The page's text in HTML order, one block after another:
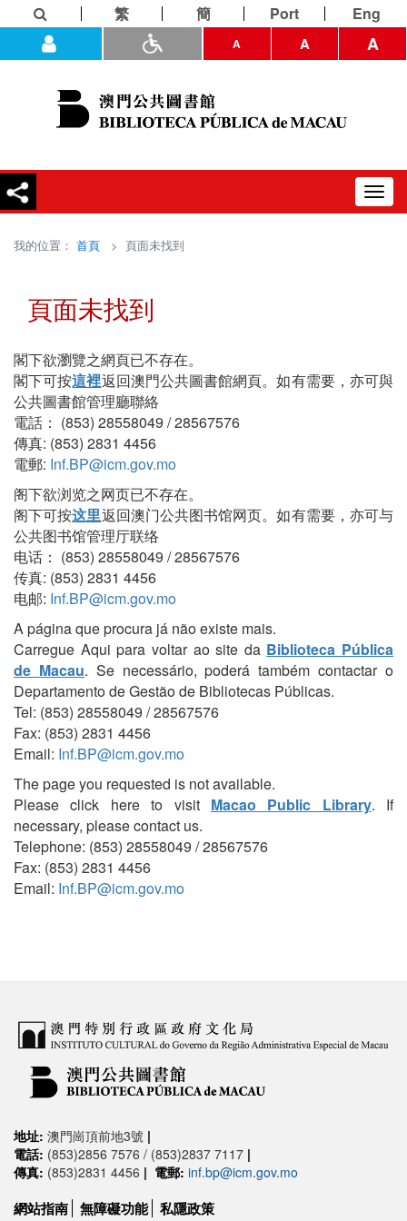
繁 簡 Port Eng
A A A
我的位置： 首頁 > 頁面未找到
頁面未找到
閣下欲瀏覽之網頁已不存在。
閣下可按這裡返回澳門公共圖書館網頁。如有需要，亦可與
公共圖書館管理廳聯絡
電話： (853) 28558049 / 28567576
傳真: (853) 2831 4456
電郵: Inf.BP@icm.gov.mo
阁下欲浏览之网页已不存在。
阁下可按这里返回澳门公共图书馆网页。如有需要，亦可与
公共图书馆管理厅联络
电话： (853) 28558049 / 28567576
传真: (853) 2831 4456
电邮: Inf.BP@icm.gov.mo
A página que procura já não existe mais.
Carregue Aqui para voltar ao site da Biblioteca Pública
de Macau. Se necessário, poderá também contactar o
Departamento de Gestão de Bibliotecas Públicas.
Tel: (853) 28558049 / 28567576
Fax: (853) 2831 4456
Email: Inf.BP@icm.gov.mo
The page you requested is not available.
Please click here to visit Macao Public Library. If
necessary, please contact us.
Telephone: (853) 28558049 / 28567576
Fax: (853) 2831 4456
Email: Inf.BP@icm.gov.mo
地址: 澳門崗頂前地3號 |
電話: (853)2856 7576 / (853)2837 7117 |
傳真: (853)2831 4456 | 電郵: inf.bp@icm.gov.mo
網站指南 無障礙功能 私隱政策